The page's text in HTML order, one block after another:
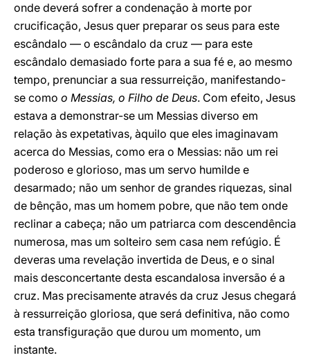
onde deverá sofrer a condenação à morte por
crucificação, Jesus quer preparar os seus para este
escândalo — o escândalo da cruz — para este
escândalo demasiado forte para a sua fé e, ao mesmo
tempo, prenunciar a sua ressurreição, manifestando-
se como o Messias, o Filho de Deus. Com efeito, Jesus
estava a demonstrar-se um Messias diverso em
relação às expetativas, àquilo que eles imaginavam
acerca do Messias, como era o Messias: não um rei
poderoso e glorioso, mas um servo humilde e
desarmado; não um senhor de grandes riquezas, sinal
de bênção, mas um homem pobre, que não tem onde
reclinar a cabeça; não um patriarca com descendência
numerosa, mas um solteiro sem casa nem refúgio. É
deveras uma revelação invertida de Deus, e o sinal
mais desconcertante desta escandalosa inversão é a
cruz. Mas precisamente através da cruz Jesus chegará
à ressurreição gloriosa, que será definitiva, não como
esta transfiguração que durou um momento, um
instante.